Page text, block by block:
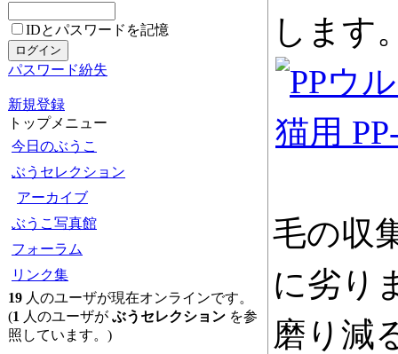
IDとパスワードを記憶
パスワード紛失
新規登録
トップメニュー
今日のぶうこ
ぶうセレクション
アーカイブ
ぶうこ写真館
フォーラム
リンク集
19 人のユーザが現在オンラインです。
(1 人のユーザが ぶうセレクション を参
照しています。)
します
毛の収
に劣り
磨り減